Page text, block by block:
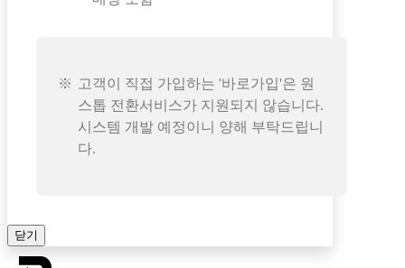
고객이 직접 가입하는 '바로가입'은 원
스톱 전환서비스가 지원되지 않습니다.
시스템 개발 예정이니 양해 부탁드립니
다.
닫기